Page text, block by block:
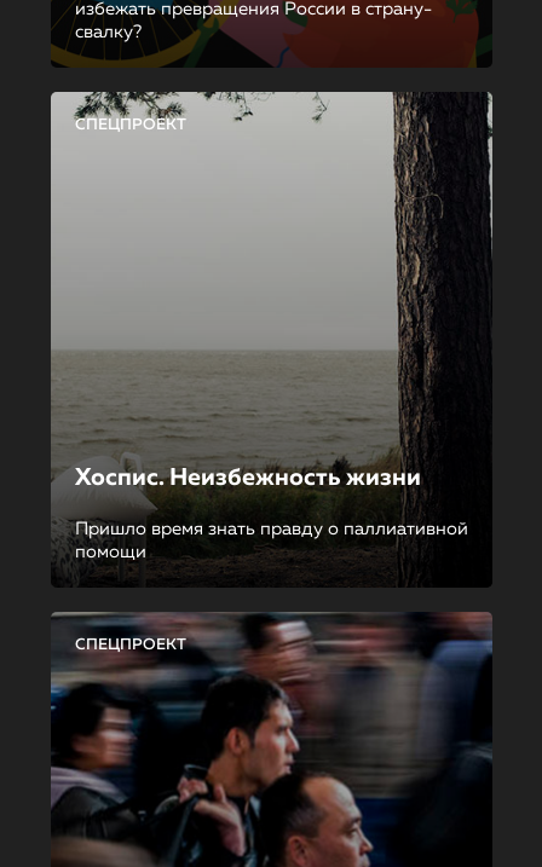
избежать превращения России в страну-
свалку?
СПЕЦПРОЕКТ
Хоспис. Неизбежность жизни
Пришло время знать правду о паллиативной
помощи
СПЕЦПРОЕКТ